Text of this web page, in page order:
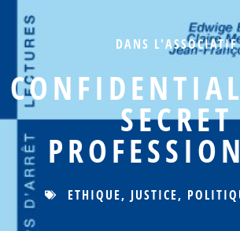
DANS L'ASSOCIATIF
SECRET
ETHIQUE, JUSTICE,